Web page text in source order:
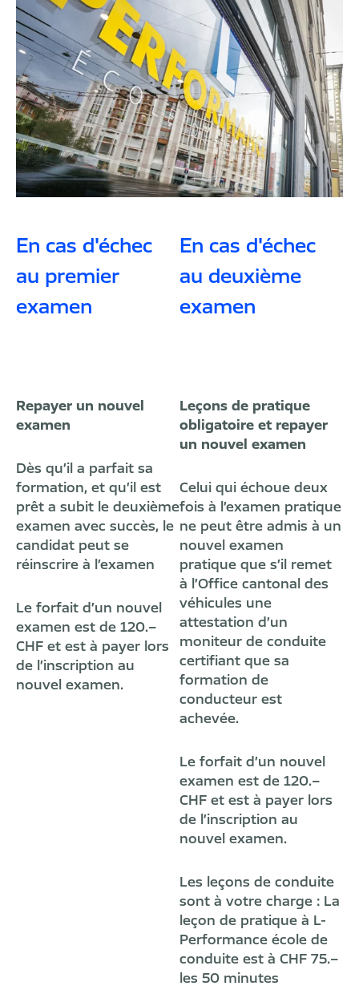
En cas d'échec
au premier
examen
Repayer un nouvel
examen
Dès qu’il a parfait sa
formation, et qu’il est
prêt a subit le deuxième
examen avec succès, le
candidat peut se
réinscrire à l’examen
Le forfait d’un nouvel
examen est de 120.–
CHF et est à payer lors
de l’inscription au
nouvel examen.
En cas d'échec
au deuxième
examen
Leçons de pratique
obligatoire et repayer
un nouvel examen
Celui qui échoue deux
fois à l’examen pratique
ne peut être admis à un
nouvel examen
pratique que s’il remet
à l’Office cantonal des
véhicules une
attestation d’un
moniteur de conduite
certifiant que sa
formation de
conducteur est
achevée.
Le forfait d’un nouvel
examen est de 120.–
CHF et est à payer lors
de l’inscription au
nouvel examen.
Les leçons de conduite
sont à votre charge : La
leçon de pratique à L-
Performance école de
conduite est à CHF 75.–
les 50 minutes